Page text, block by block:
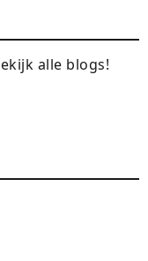
alle blogs!